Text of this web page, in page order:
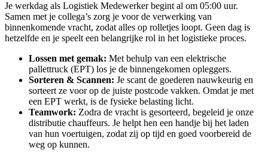
Je werkdag als Logistiek Medewerker begint al om 05:00 uur.
Samen met je collega’s zorg je voor de verwerking van
binnenkomende vracht, zodat alles op rolletjes loopt. Geen dag is
hetzelfde en je speelt een belangrijke rol in het logistieke proces.
Lossen met gemak: Met behulp van een elektrische
pallettruck (EPT) los je de binnengekomen opleggers.
Sorteren & Scannen: Je scant de goederen nauwkeurig en
sorteert ze voor op de juiste postcode vakken. Omdat je met
een EPT werkt, is de fysieke belasting licht.
Teamwork: Zodra de vracht is gesorteerd, begeleid je onze
distributie chauffeurs. Je helpt hen een handje bij het laden
van hun voertuigen, zodat zij op tijd en goed voorbereid de
weg op kunnen.